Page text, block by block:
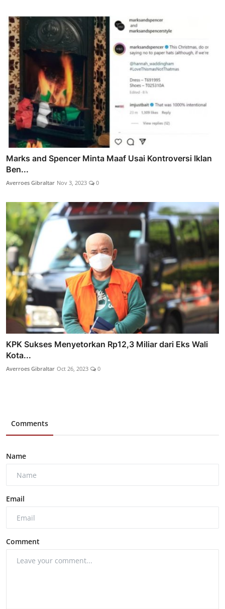
Marks and Spencer Minta Maaf Usai Kontroversi Iklan
Ben...
Averroes Gibraltar Nov 3, 2023 0
KPK Sukses Menyetorkan Rp12,3 Miliar dari Eks Wali
Kota...
Averroes Gibraltar Oct 26, 2023 0
Comments
Name
Email
Comment